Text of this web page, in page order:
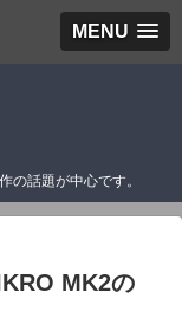
MENU
の話題が中心です。
MK2の